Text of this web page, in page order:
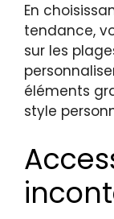
En
tendance,
sur les
éléments
style